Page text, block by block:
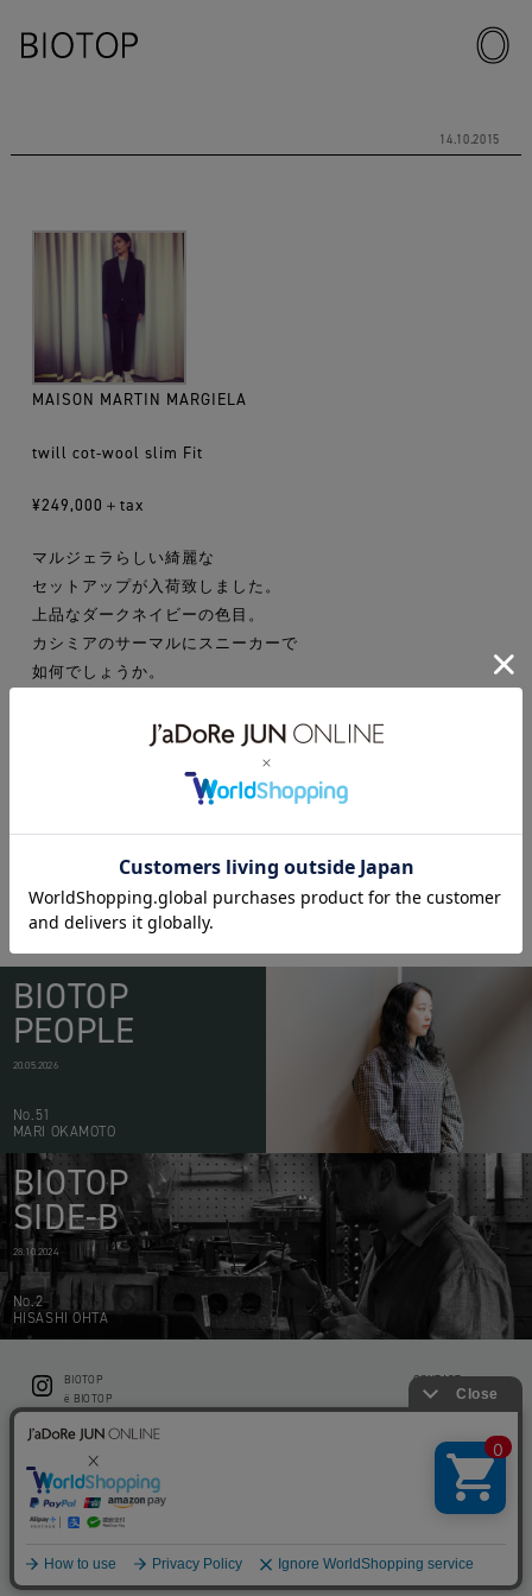
14.10.2015
MAISON MARTIN MARGIELA
twill cot-wool slim Fit
¥249,000＋tax
マルジェラらしい綺麗な
セットアップが入荷致しました。
上品なダークネイビーの色目。
カシミアのサーマルにスニーカーで
如何でしょうか。
maisonmartinmargiela
BIOTOP
PEOPLE
20.05.2026
No.51
MARI OKAMOTO
BIOTOP
SIDE-B
28.10.2024
No.2
HISASHI OHTA
BIOTOP
ë BIOTOP
KEEP GREEN BIOTOP
RAMUSIO BIOTOP FUKUOKA
bw BIOTOP
KITCHEN bw BIOTOP
CONTACT
PRIVACY POLICY
STORE INFO